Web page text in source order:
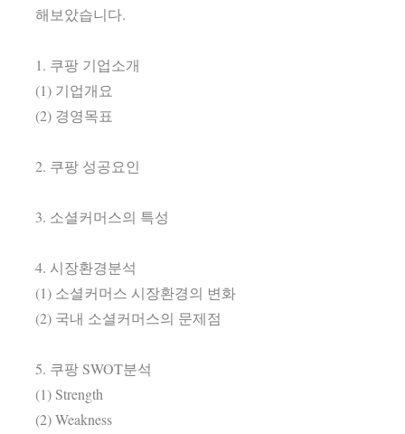
해보았습니다.
1. 쿠팡 기업소개
(1) 기업개요
(2) 경영목표
2. 쿠팡 성공요인
3. 소셜커머스의 특성
4. 시장환경분석
(1) 소셜커머스 시장환경의 변화
(2) 국내 소셜커머스의 문제점
5. 쿠팡 SWOT분석
(1) Strength
(2) Weakness